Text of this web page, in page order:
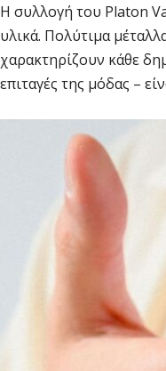
Η συλλογή του Platon
υλικά. Πολύτιμα
χαρακτηρίζουν κάθε
επιταγές της μόδας –